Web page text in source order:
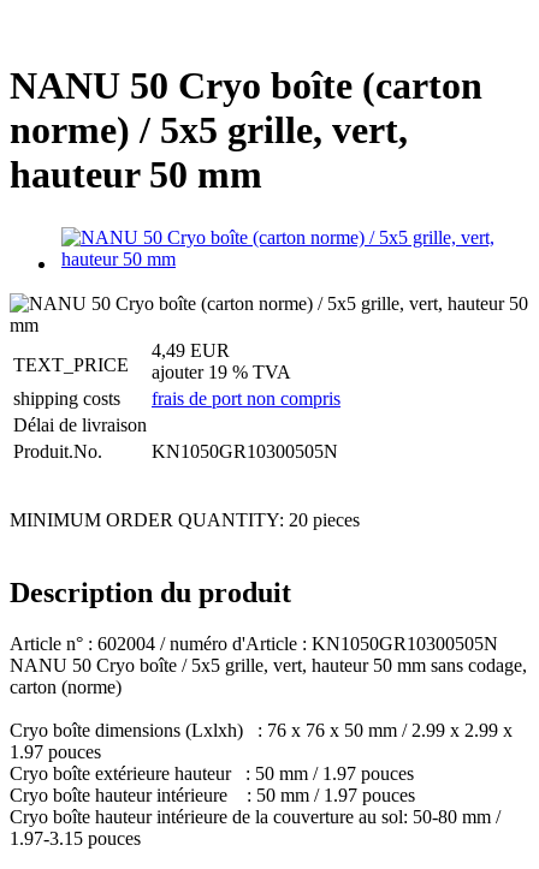
NANU 50 Cryo boîte (carton
norme) / 5x5 grille, vert,
hauteur 50 mm
TEXT_PRICE
4,49 EUR
ajouter 19 % TVA
shipping costs
frais de port non compris
Délai de livraison
Produit.No.
KN1050GR10300505N
MINIMUM ORDER QUANTITY: 20 pieces
Description du produit
Article n° : 602004 / numéro d'Article : KN1050GR10300505N
NANU 50 Cryo boîte / 5x5 grille, vert, hauteur 50 mm sans codage,
carton (norme)
Cryo boîte dimensions (Lxlxh) : 76 x 76 x 50 mm / 2.99 x 2.99 x
1.97 pouces
Cryo boîte extérieure hauteur : 50 mm / 1.97 pouces
Cryo boîte hauteur intérieure : 50 mm / 1.97 pouces
Cryo boîte hauteur intérieure de la couverture au sol: 50-80 mm /
1.97-3.15 pouces